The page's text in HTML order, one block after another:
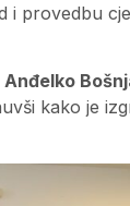
i provedbu
kako je